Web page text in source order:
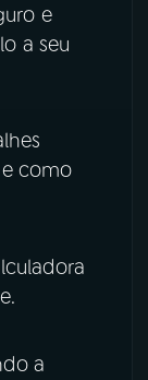
e
a seu
como
a